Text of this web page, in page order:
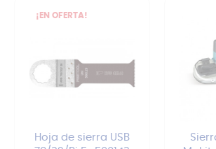
¡EN OFERTA!
Hoja de sierra USB